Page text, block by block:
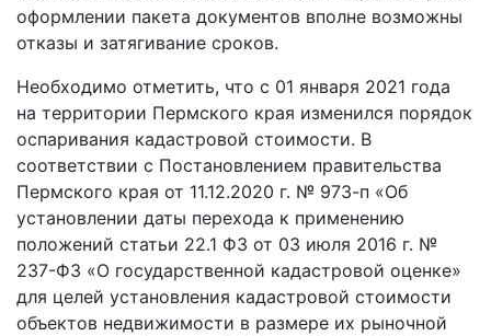
оформлении пакета документов вполне возможны
отказы и затягивание сроков.
Необходимо отметить, что с 01 января 2021 года
на территории Пермского края изменился порядок
оспаривания кадастровой стоимости. В
соответствии с Постановлением правительства
Пермского края от 11.12.2020 г. № 973-п «Об
установлении даты перехода к применению
положений статьи 22.1 ФЗ от 03 июля 2016 г. №
237-ФЗ «О государственной кадастровой оценке»
для целей установления кадастровой стоимости
объектов недвижимости в размере их рыночной